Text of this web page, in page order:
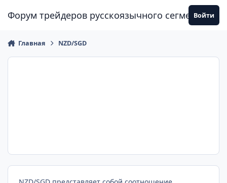
Форум трейдеров русскоязычного сегмента
Войти
Главная NZD/SGD